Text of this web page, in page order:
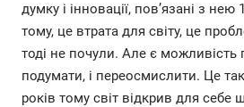
думку і інновації, пов’язані з нею
тому, це втрата для світу, це
тоді не почули. Але є можливість
подумати, і переосмислити. Це
років тому світ відкрив для